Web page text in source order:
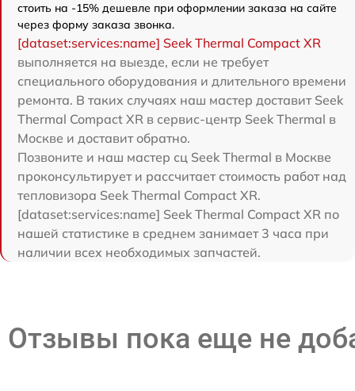
стоить на -15% дешевле при оформлении заказа на сайте
через форму заказа звонка.
[dataset:services:name] Seek Thermal Compact XR
выполняется на выезде, если не требует
специального оборудования и длительного времени
ремонта. В таких случаях наш мастер доставит Seek
Thermal Compact XR в сервис-центр Seek Thermal в
Москве и доставит обратно.
Позвоните и наш мастер сц Seek Thermal в Москве
проконсультирует и рассчитает стоимость работ над
тепловизора Seek Thermal Compact XR.
[dataset:services:name] Seek Thermal Compact XR по
нашей статистике в среднем занимает 3 часа при
наличии всех необходимых запчастей.
Отзывы пока еще не